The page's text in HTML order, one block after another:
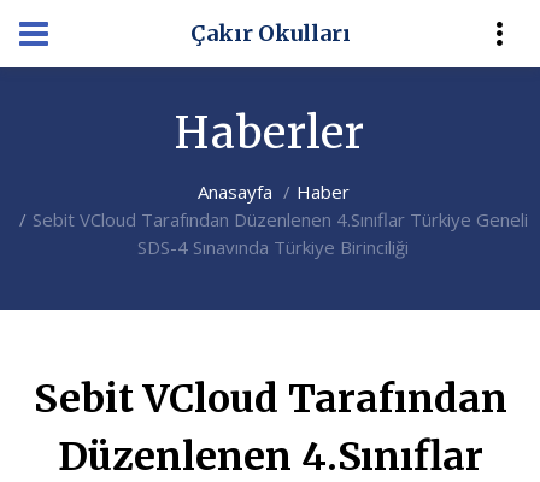
Çakır Okulları
Haberler
Anasayfa
Haber
Sebit VCloud Tarafından Düzenlenen 4.Sınıflar Türkiye Geneli
SDS-4 Sınavında Türkiye Birinciliği
Sebit VCloud Tarafından
Düzenlenen 4.Sınıflar